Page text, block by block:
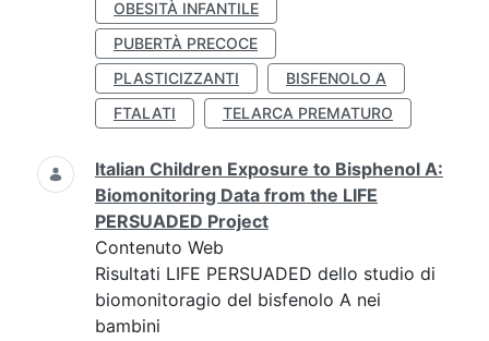
OBESITÀ INFANTILE
PUBERTÀ PRECOCE
PLASTICIZZANTI
BISFENOLO A
FTALATI
TELARCA PREMATURO
Italian Children Exposure to Bisphenol A:
Biomonitoring Data from the LIFE
PERSUADED Project
Contenuto Web
Risultati LIFE PERSUADED dello studio di
biomonitoragio del bisfenolo A nei
bambini